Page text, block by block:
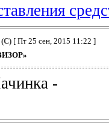
(С)[ Пт 25 сен, 2015 11:22 ]
-